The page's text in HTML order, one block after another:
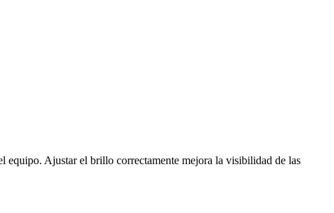
Ajustar el brillo correctamente mejora la visibilidad de las